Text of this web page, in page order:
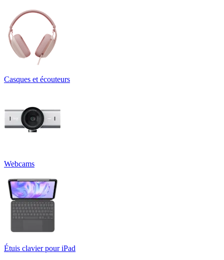
Casques et écouteurs
Webcams
Étuis clavier pour iPad